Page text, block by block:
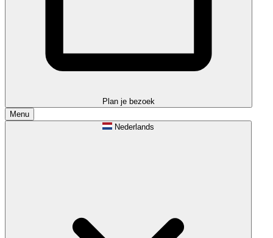
Plan je bezoek
Menu
Nederlands